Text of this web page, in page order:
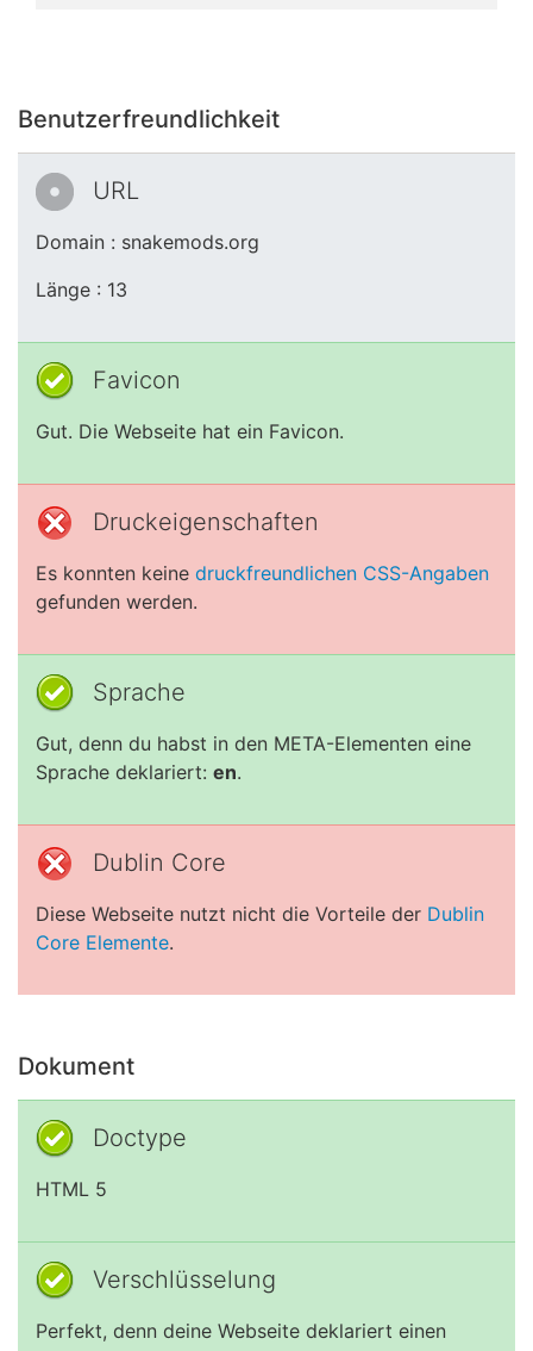
Benutzerfreundlichkeit
URL
Domain : snakemods.org
Länge : 13
Favicon
Gut. Die Webseite hat ein Favicon.
Druckeigenschaften
Es konnten keine druckfreundlichen CSS-Angaben
gefunden werden.
Sprache
Gut, denn du habst in den META-Elementen eine
Sprache deklariert: en.
Dublin Core
Diese Webseite nutzt nicht die Vorteile der Dublin
Core Elemente.
Dokument
Doctype
HTML 5
Verschlüsselung
Perfekt, denn deine Webseite deklariert einen